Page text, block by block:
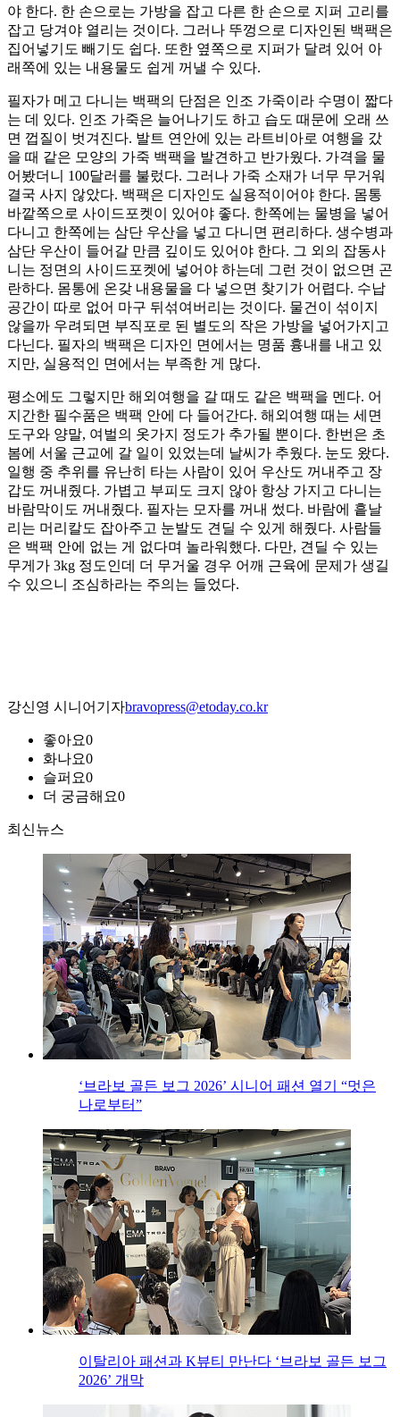
야 한다. 한 손으로는 가방을 잡고 다른 한 손으로 지퍼 고리를
잡고 당겨야 열리는 것이다. 그러나 뚜껑으로 디자인된 백팩은
집어넣기도 빼기도 쉽다. 또한 옆쪽으로 지퍼가 달려 있어 아
래쪽에 있는 내용물도 쉽게 꺼낼 수 있다.
필자가 메고 다니는 백팩의 단점은 인조 가죽이라 수명이 짧다
는 데 있다. 인조 가죽은 늘어나기도 하고 습도 때문에 오래 쓰
면 껍질이 벗겨진다. 발트 연안에 있는 라트비아로 여행을 갔
을 때 같은 모양의 가죽 백팩을 발견하고 반가웠다. 가격을 물
어봤더니 100달러를 불렀다. 그러나 가죽 소재가 너무 무거워
결국 사지 않았다. 백팩은 디자인도 실용적이어야 한다. 몸통
바깥쪽으로 사이드포켓이 있어야 좋다. 한쪽에는 물병을 넣어
다니고 한쪽에는 삼단 우산을 넣고 다니면 편리하다. 생수병과
삼단 우산이 들어갈 만큼 깊이도 있어야 한다. 그 외의 잡동사
니는 정면의 사이드포켓에 넣어야 하는데 그런 것이 없으면 곤
란하다. 몸통에 온갖 내용물을 다 넣으면 찾기가 어렵다. 수납
공간이 따로 없어 마구 뒤섞여버리는 것이다. 물건이 섞이지
않을까 우려되면 부직포로 된 별도의 작은 가방을 넣어가지고
다닌다. 필자의 백팩은 디자인 면에서는 명품 흉내를 내고 있
지만, 실용적인 면에서는 부족한 게 많다.
평소에도 그렇지만 해외여행을 갈 때도 같은 백팩을 멘다. 어
지간한 필수품은 백팩 안에 다 들어간다. 해외여행 때는 세면
도구와 양말, 여벌의 옷가지 정도가 추가될 뿐이다. 한번은 초
봄에 서울 근교에 갈 일이 있었는데 날씨가 추웠다. 눈도 왔다.
일행 중 추위를 유난히 타는 사람이 있어 우산도 꺼내주고 장
갑도 꺼내줬다. 가볍고 부피도 크지 않아 항상 가지고 다니는
바람막이도 꺼내줬다. 필자는 모자를 꺼내 썼다. 바람에 흩날
리는 머리칼도 잡아주고 눈발도 견딜 수 있게 해줬다. 사람들
은 백팩 안에 없는 게 없다며 놀라워했다. 다만, 견딜 수 있는
무게가 3kg 정도인데 더 무거울 경우 어깨 근육에 문제가 생길
수 있으니 조심하라는 주의는 들었다.
강신영 시니어기자bravopress@etoday.co.kr
좋아요0
화나요0
슬퍼요0
더 궁금해요0
최신뉴스
‘브라보 골든 보그 2026’ 시니어 패션 열기 “멋은
나로부터”
이탈리아 패션과 K뷰티 만난다 ‘브라보 골든 보그
2026’ 개막